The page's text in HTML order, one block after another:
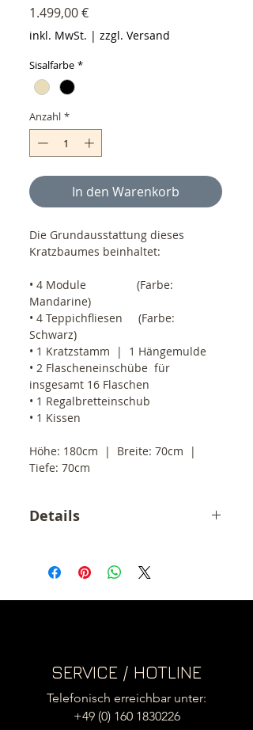
1.499,00 €Preis
inkl. MwSt. | zzgl. Versand
Sisalfarbe *
Anzahl *
In den Warenkorb
Die Grundausstattung dieses
Kratzbaumes beinhaltet:
• 4 Module                (Farbe:
Mandarine)
• 4 Teppichfliesen     (Farbe:
Schwarz)
• 1 Kratzstamm  |  1 Hängemulde
• 2 Flascheneinschübe  für
insgesamt 16 Flaschen
• 1 Regalbretteinschub
• 1 Kissen
Höhe: 180cm  |  Breite: 70cm  |
Tiefe: 70cm
Details
Endpreis inkl. 19% MwSt.
zzgl. Versandkosten innerhalb
SERVICE / HOTLINE
Telefonisch erreichbar unter:
+49 (0) 160 1830226